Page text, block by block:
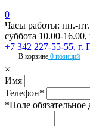
0
Часы работы: пн.-
суббота 10.00-
+7 342 227-55-55, г.
В корзине 0 позиций
×
Имя
Телефон*
*Поле обязательное